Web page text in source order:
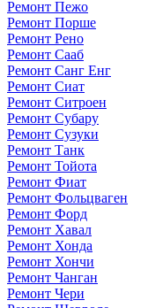
Ремонт Пежо
Ремонт Порше
Ремонт Рено
Ремонт Сааб
Ремонт Санг Енг
Ремонт Сиат
Ремонт Ситроен
Ремонт Субару
Ремонт Сузуки
Ремонт Танк
Ремонт Тойота
Ремонт Фиат
Ремонт Фольцваген
Ремонт Форд
Ремонт Хавал
Ремонт Хонда
Ремонт Хончи
Ремонт Чанган
Ремонт Чери